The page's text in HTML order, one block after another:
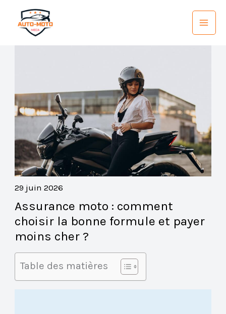
contenu
29 juin 2026
Assurance moto : comment
choisir la bonne formule et payer
moins cher ?
Table des matières